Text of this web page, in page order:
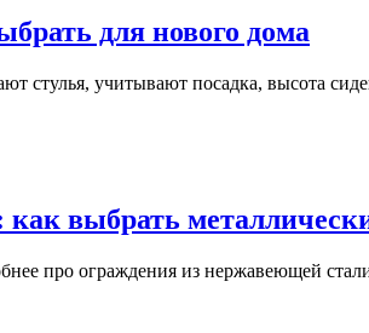
для нового дома
стулья, учитывают посадка, высота
выбрать
про ограждения из нержавеющей